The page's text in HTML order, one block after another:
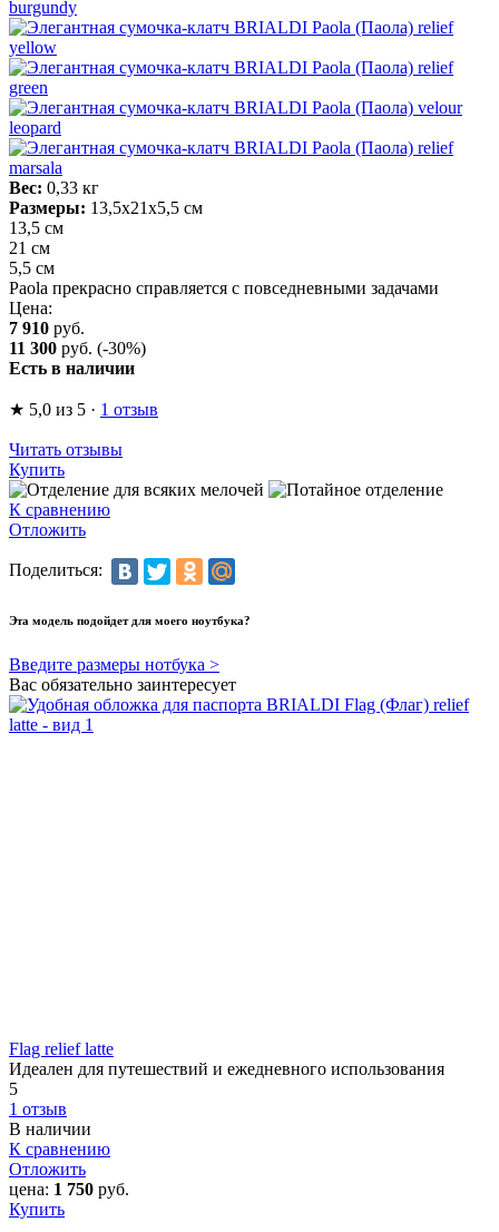
Вес: 0,33 кг
Размеры: 13,5х21х5,5 см
13,5 см
21 см
5,5 см
Paola прекрасно справляется с повседневными задачами
Цена:
7 910 руб.
11 300 руб. (-30%)
Есть в наличии
★ 5,0 из 5 · 1 отзыв
Читать отзывы
Купить
К сравнению
Отложить
Поделиться:
Эта модель подойдет для моего ноутбука?
Введите размеры нотбука >
Вас обязательно заинтересует
Flag relief latte
Идеален для путешествий и ежедневного использования
5
1 отзыв
В наличии
К сравнению
Отложить
цена: 1 750 руб.
Купить